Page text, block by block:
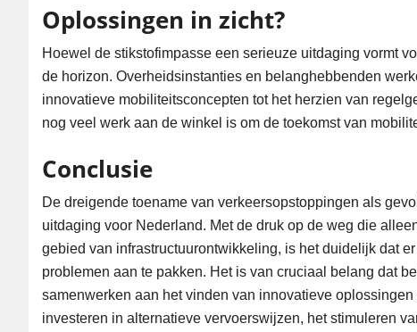
Oplossingen in zicht?
Hoewel de stikstofimpasse een serieuze uitdaging vormt
de horizon. Overheidsinstanties en belanghebbenden
innovatieve mobiliteitsconcepten tot het herzien van
nog veel werk aan de winkel is om de toekomst van
Conclusie
De dreigende toename van verkeersopstoppingen als
uitdaging voor Nederland. Met de druk op de weg die
gebied van infrastructuurontwikkeling, is het duidelijk dat
problemen aan te pakken. Het is van cruciaal belang dat
samenwerken aan het vinden van innovatieve
investeren in alternatieve vervoerswijzen, het stimuleren